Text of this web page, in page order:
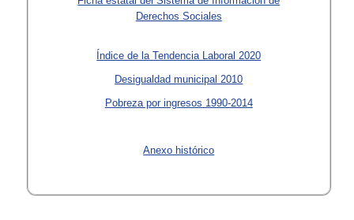
Derechos Sociales
Índice de la Tendencia Laboral 2020
Desigualdad municipal 2010
Pobreza por ingresos 1990-2014
Anexo histórico